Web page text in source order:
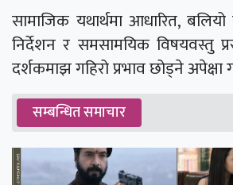
सामाजिक यथार्थमा आधारित,
निर्देशन र समसामयिक विषयवस्तु
दर्शकमाझ गहिरो प्रभाव छोड्ने अपेक्षा
सम्बन्धित समाचार